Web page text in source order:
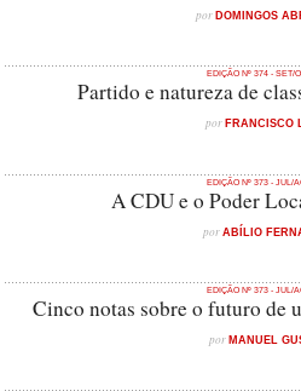
porDOMINGOS
EDIÇÃO Nº 374 - SET/
Partido e natureza de
porFRANCISCO
EDIÇÃO Nº 373 - JUL/
A CDU e o Poder
porABÍLIO
EDIÇÃO Nº 373 - JUL/
Cinco notas sobre o futuro de
porMANUEL